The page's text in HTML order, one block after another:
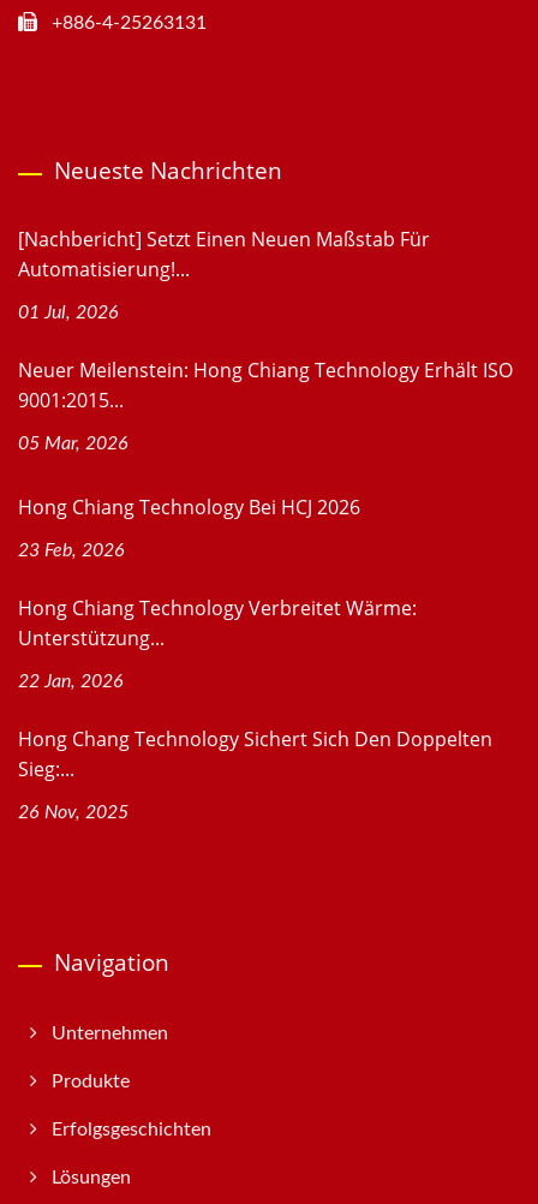
+886-4-25263131
Neueste Nachrichten
[Nachbericht] Setzt Einen Neuen Maßstab Für
Automatisierung!...
01 Jul, 2026
Neuer Meilenstein: Hong Chiang Technology Erhält ISO
9001:2015...
05 Mar, 2026
Hong Chiang Technology Bei HCJ 2026
23 Feb, 2026
Hong Chiang Technology Verbreitet Wärme:
Unterstützung...
22 Jan, 2026
Hong Chang Technology Sichert Sich Den Doppelten
Sieg:...
26 Nov, 2025
Navigation
Unternehmen
Produkte
Erfolgsgeschichten
Lösungen